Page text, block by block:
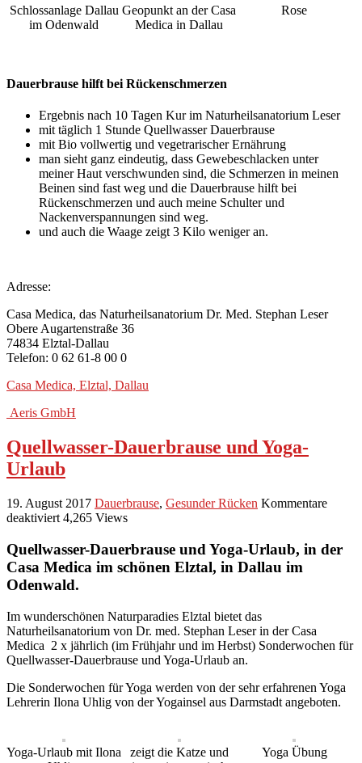
Schlossanlage Dallau
im Odenwald
Geopunkt an der Casa
Medica in Dallau
Rose
Dauerbrause hilft bei Rückenschmerzen
Ergebnis nach 10 Tagen Kur im Naturheilsanatorium Leser
mit täglich 1 Stunde Quellwasser Dauerbrause
mit Bio vollwertig und vegetrarischer Ernährung
man sieht ganz eindeutig, dass Gewebeschlacken unter
meiner Haut verschwunden sind, die Schmerzen in meinen
Beinen sind fast weg und die Dauerbrause hilft bei
Rückenschmerzen und auch meine Schulter und
Nackenverspannungen sind weg.
und auch die Waage zeigt 3 Kilo weniger an.
Adresse:
Casa Medica, das Naturheilsanatorium Dr. Med. Stephan Leser
Obere Augartenstraße 36
74834 Elztal-Dallau
Telefon: 0 62 61-8 00 0
Casa Medica, Elztal, Dallau
Aeris GmbH
Quellwasser-Dauerbrause und Yoga-
Urlaub
19. August 2017 Dauerbrause, Gesunder Rücken Kommentare
deaktiviertfür
Dauerbrause
und
Yoga-
Urlaub
4,265 Views
Quellwasser-Dauerbrause und Yoga-Urlaub, in der
Casa Medica im schönen Elztal, in Dallau im
Odenwald.
Im wunderschönen Naturparadies Elztal bietet das
Naturheilsanatorium von Dr. med. Stephan Leser in der Casa
Medica 2 x jährlich (im Frühjahr und im Herbst) Sonderwochen für
Quellwasser-Dauerbrause und Yoga-Urlaub an.
Die Sonderwochen für Yoga werden von der sehr erfahrenen Yoga
Lehrerin Ilona Uhlig von der Yogainsel aus Darmstadt angeboten.
Yoga-Urlaub mit Ilona
zeigt die Katze und
Yoga Übung